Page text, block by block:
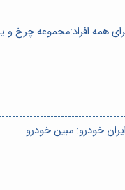
همه افراد:مجموعه چرخ و
خودرو: مبین خودرو